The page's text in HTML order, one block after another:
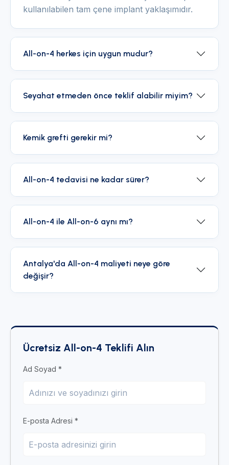
kullanılabilen tam çene implant yaklaşımıdır.
All-on-4 herkes için uygun mudur?
Seyahat etmeden önce teklif alabilir miyim?
Kemik grefti gerekir mi?
All-on-4 tedavisi ne kadar sürer?
All-on-4 ile All-on-6 aynı mı?
Antalya'da All-on-4 maliyeti neye göre
değişir?
Ücretsiz All-on-4 Teklifi Alın
Ad Soyad *
E-posta Adresi *